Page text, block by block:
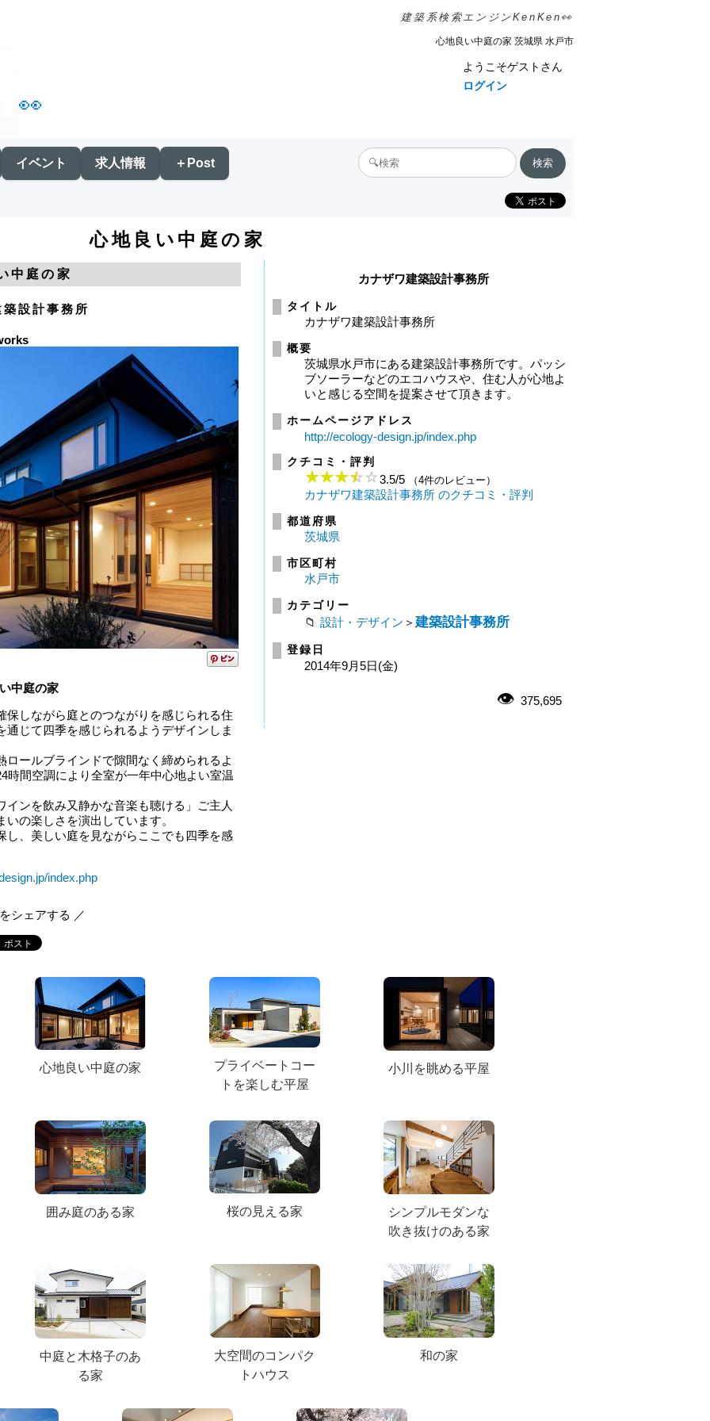
建築系検索エンジンKenKen👀
心地良い中庭の家 茨城県 水戸市
👀
ようこそゲストさん
ログイン
イベント 求人情報 ＋Post
心地良い中庭の家
中庭の家
設計事務所
中庭の家
しながら庭とのつながりを感じられる住
じて四季を感じられるようデザインしま
ールブラインドで隙間なく締められるよ
時間空調により全室が一年中心地よい室温
ンを飲み又静かな音楽も聴ける」ご主人
の楽しさを演出しています。
、美しい庭を見ながらここでも四季を感
index.php
シェアする ／
カナザワ建築設計事務所
タイトル
カナザワ建築設計事務所
概要
茨城県水戸市にある建築設計事務所です。パッシ
ブソーラーなどのエコハウスや、住む人が心地よ
いと感じる空間を提案させて頂きます。
ホームページアドレス
http://ecology-design.jp/index.php
クチコミ・評判
3.5/5 （4件のレビュー）
カナザワ建築設計事務所 のクチコミ・評判
都道府県
茨城県
市区町村
水戸市
カテゴリー
設計・デザイン ＞ 建築設計事務所
登録日
2014年9月5日(金)
375,695
心地良い中庭の家
プライベートコー
トを楽しむ平屋
小川を眺める平屋
囲み庭のある家 桜の見える家
シンプルモダンな
吹き抜けのある家
中庭と木格子のあ
る家
大空間のコンパク
トハウス
和の家